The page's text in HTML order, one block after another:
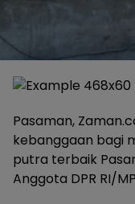
Pasaman,
kebanggaan bagi
putra terbaik
Anggota DPR RI/